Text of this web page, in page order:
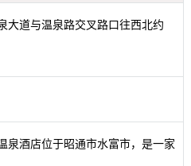
大道与温泉路交叉路口往西北约
泉酒店位于昭通市水富市，是一家